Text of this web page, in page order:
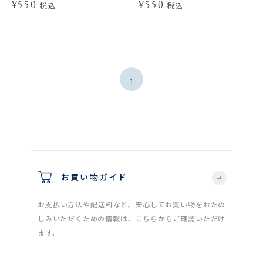
¥550税込 ¥550税込
1
お買い物ガイド
お支払い方法や配送料など、安心してお買い物をおたの
しみいただくための情報は、こちらからご確認いただけ
ます。